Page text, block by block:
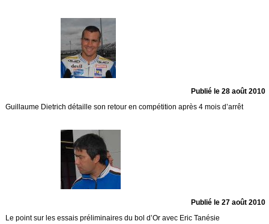
Publié le 28 août 2010
Guillaume Dietrich détaille son retour en compétition après 4 mois d’arrêt
Publié le 27 août 2010
Le point sur les essais préliminaires du bol d’Or avec Eric Tanésie